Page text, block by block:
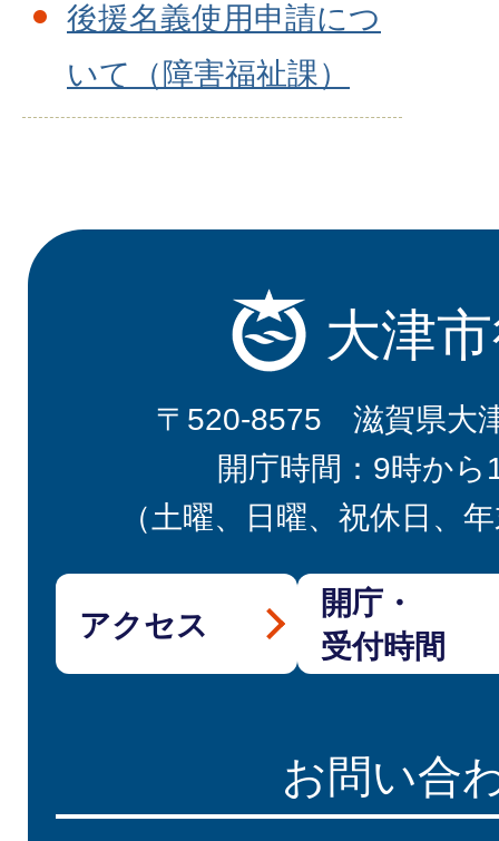
後援名義使用申請につ
いて（障害福祉課）
大津
〒520-8575 滋賀県大
開庁時間：9時から
（土曜、日曜、祝休日、
アクセス
開庁・
受付時間
お問い合